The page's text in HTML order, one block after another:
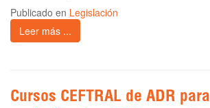
Publicado en Legislación
Leer más ...
Cursos CEFTRAL de ADR para